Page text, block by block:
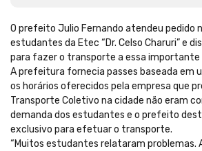
O prefeito Julio Fernando atendeu pedido
estudantes da Etec “Dr. Celso Charuri” e
para fazer o transporte a essa importante
A prefeitura fornecia passes baseada em
os horários oferecidos pela empresa que
Transporte Coletivo na cidade não eram
demanda dos estudantes e o prefeito
exclusivo para efetuar o transporte.
“Muitos estudantes relataram problemas.